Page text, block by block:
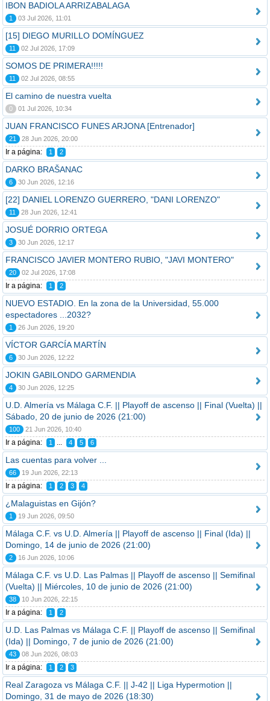
IBON BADIOLA ARRIZABALAGA
1 03 Jul 2026, 11:01
[15] DIEGO MURILLO DOMÍNGUEZ
11 02 Jul 2026, 17:09
SOMOS DE PRIMERA!!!!!
11 02 Jul 2026, 08:55
El camino de nuestra vuelta
0 01 Jul 2026, 10:34
JUAN FRANCISCO FUNES ARJONA [Entrenador]
21 28 Jun 2026, 20:00
Ir a página: 1 2
DARKO BRAŠANAC
6 30 Jun 2026, 12:16
[22] DANIEL LORENZO GUERRERO, "DANI LORENZO"
11 28 Jun 2026, 12:41
JOSUÉ DORRIO ORTEGA
3 30 Jun 2026, 12:17
FRANCISCO JAVIER MONTERO RUBIO, "JAVI MONTERO"
20 02 Jul 2026, 17:08
Ir a página: 1 2
NUEVO ESTADIO. En la zona de la Universidad, 55.000
espectadores ...2032?
1 26 Jun 2026, 19:20
VÍCTOR GARCÍA MARTÍN
6 30 Jun 2026, 12:22
JOKIN GABILONDO GARMENDIA
4 30 Jun 2026, 12:25
U.D. Almería vs Málaga C.F. || Playoff de ascenso || Final (Vuelta) ||
Sábado, 20 de junio de 2026 (21:00)
100 21 Jun 2026, 10:40
Ir a página: 1 ... 4 5 6
Las cuentas para volver ...
66 19 Jun 2026, 22:13
Ir a página: 1 2 3 4
¿Malaguistas en Gijón?
1 19 Jun 2026, 09:50
Málaga C.F. vs U.D. Almería || Playoff de ascenso || Final (Ida) ||
Domingo, 14 de junio de 2026 (21:00)
2 16 Jun 2026, 10:06
Málaga C.F. vs U.D. Las Palmas || Playoff de ascenso || Semifinal
(Vuelta) || Miércoles, 10 de junio de 2026 (21:00)
38 10 Jun 2026, 22:15
Ir a página: 1 2
U.D. Las Palmas vs Málaga C.F. || Playoff de ascenso || Semifinal
(Ida) || Domingo, 7 de junio de 2026 (21:00)
43 08 Jun 2026, 08:03
Ir a página: 1 2 3
Real Zaragoza vs Málaga C.F. || J-42 || Liga Hypermotion ||
Domingo, 31 de mayo de 2026 (18:30)